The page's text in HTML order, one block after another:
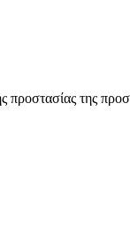
προστασίας της